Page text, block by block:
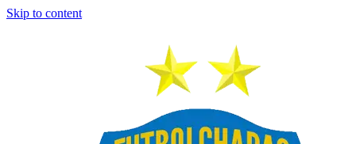
Skip to content